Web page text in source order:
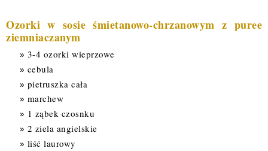
Ozorki w sosie śmietanowo-chrzanowym z puree
ziemniaczanym
3-4 ozorki wieprzowe
cebula
pietruszka cała
marchew
1 ząbek czosnku
2 ziela angielskie
liść laurowy